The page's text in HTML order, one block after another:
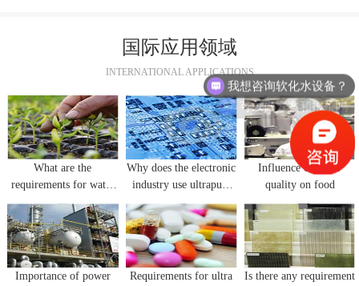
国际应用领域
INTERNATIONAL APPLICATIONS
What are the
requirements for water
quality in flower
seedling cultivation?
Why does the electronic
industry use ultrapure
water equipment?
Influence of water
quality on food
Importance of power
Requirements for ultra
Is there any requirement
可以做方案和报价吗
我想咨询软化水设备？